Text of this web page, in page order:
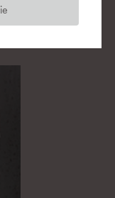
Axi Immo